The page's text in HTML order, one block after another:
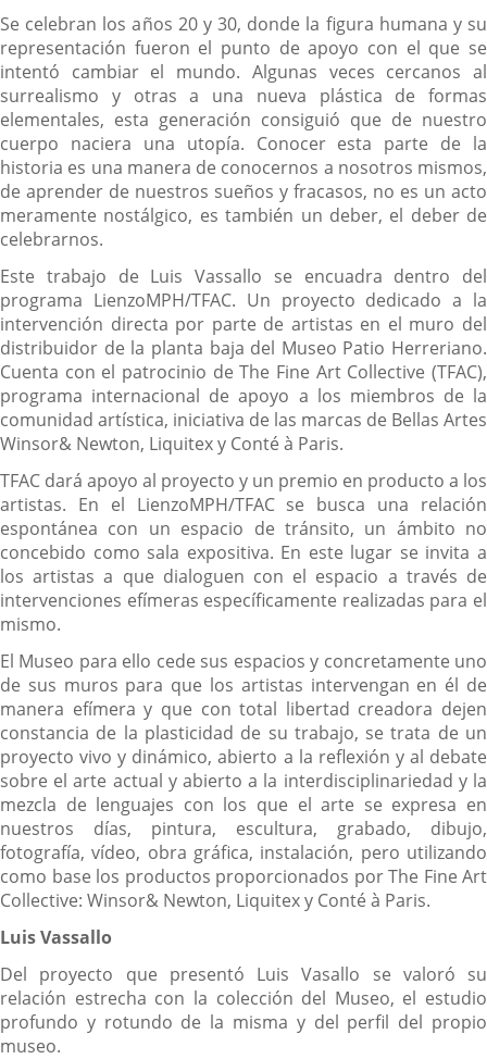
Se celebran los años 20 y 30, donde la figura humana y su
representación fueron el punto de apoyo con el que se
intentó cambiar el mundo. Algunas veces cercanos al
surrealismo y otras a una nueva plástica de formas
elementales, esta generación consiguió que de nuestro
cuerpo naciera una utopía. Conocer esta parte de la
historia es una manera de conocernos a nosotros mismos,
de aprender de nuestros sueños y fracasos, no es un acto
meramente nostálgico, es también un deber, el deber de
celebrarnos.
Este trabajo de Luis Vassallo se encuadra dentro del
programa LienzoMPH/TFAC. Un proyecto dedicado a la
intervención directa por parte de artistas en el muro del
distribuidor de la planta baja del Museo Patio Herreriano.
Cuenta con el patrocinio de The Fine Art Collective (TFAC),
programa internacional de apoyo a los miembros de la
comunidad artística, iniciativa de las marcas de Bellas Artes
Winsor& Newton, Liquitex y Conté à Paris.
TFAC dará apoyo al proyecto y un premio en producto a los
artistas. En el LienzoMPH/TFAC se busca una relación
espontánea con un espacio de tránsito, un ámbito no
concebido como sala expositiva. En este lugar se invita a
los artistas a que dialoguen con el espacio a través de
intervenciones efímeras específicamente realizadas para el
mismo.
El Museo para ello cede sus espacios y concretamente uno
de sus muros para que los artistas intervengan en él de
manera efímera y que con total libertad creadora dejen
constancia de la plasticidad de su trabajo, se trata de un
proyecto vivo y dinámico, abierto a la reflexión y al debate
sobre el arte actual y abierto a la interdisciplinariedad y la
mezcla de lenguajes con los que el arte se expresa en
nuestros días, pintura, escultura, grabado, dibujo,
fotografía, vídeo, obra gráfica, instalación, pero utilizando
como base los productos proporcionados por The Fine Art
Collective: Winsor& Newton, Liquitex y Conté à Paris.
Luis Vassallo
Del proyecto que presentó Luis Vasallo se valoró su
relación estrecha con la colección del Museo, el estudio
profundo y rotundo de la misma y del perfil del propio
museo.